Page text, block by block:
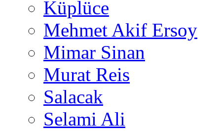
Küplüce
Mehmet Akif Ersoy
Mimar Sinan
Murat Reis
Salacak
Selami Ali